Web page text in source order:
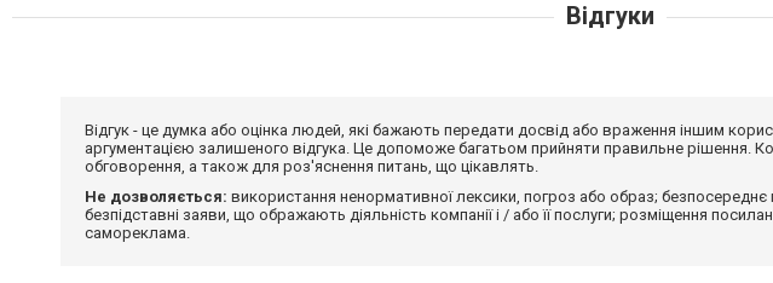
Відгуки
Відгук - це думка або оцінка людей, які бажають передати досвід або враження іншим
аргументацією залишеного відгука. Це допоможе багатьом прийняти правильне рішення.
обговорення, а також для роз'яснення питань, що цікавлять.
Не дозволяється: використання ненормативної лексики, погроз або образ;
безпідставні заяви, що ображають діяльність компанії і / або її послуги; розміщення
самореклама.